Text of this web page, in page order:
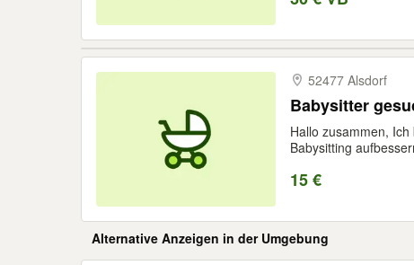
52477 Alsdorf
Babysitter
Hallo zusammen,
Babysitting
15 €
Alternative Anzeigen in der Umgebung